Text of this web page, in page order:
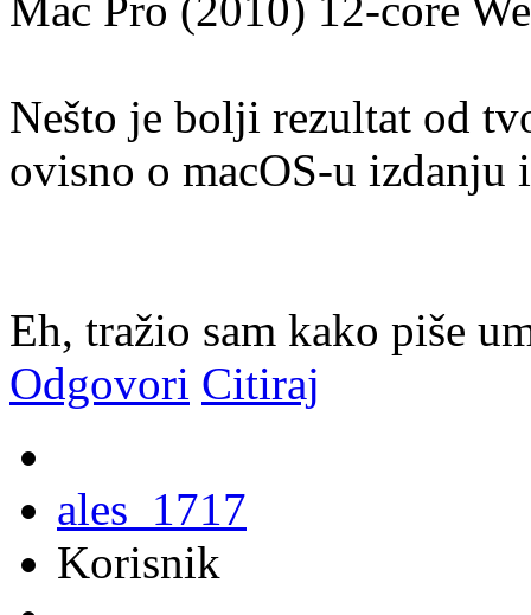
Nešto je bolji rezultat od
ovisno o macOS-u izdanju
Eh, tražio sam kako piše
Odgovori Citiraj
ales_1717
Korisnik